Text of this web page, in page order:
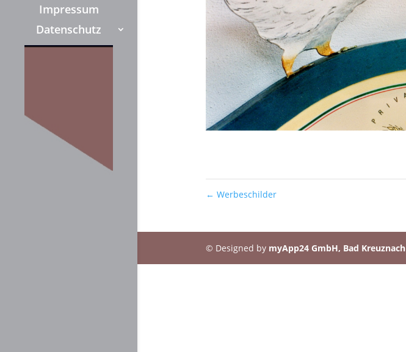
Impressum
Datenschutz
← Werbeschilder
© Designed by myApp24 GmbH, Bad Kreuznach